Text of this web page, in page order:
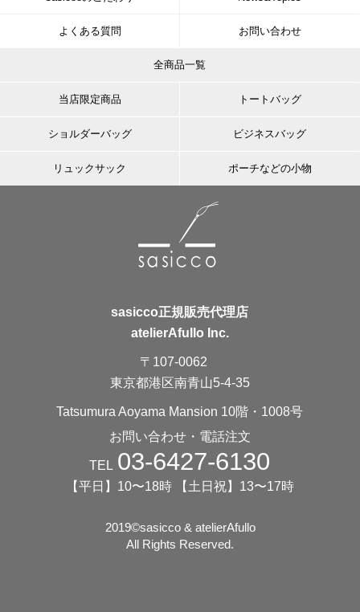
よくある質問 お問い合わせ
全商品一覧
当店限定商品 トートバッグ
ショルダーバッグ ビジネスバッグ
リュックサック ポーチなどの小物
sasicco正規販売代理店
atelierAfullo Inc.
〒107-0062
東京都港区南青山5-4-35
Tatsumura Aoyama Mansion 10階・1008号
お問い合わせ・電話注文
TEL 03-6427-6130
【平日】10〜18時 【土日祝】13〜17時
2019©️sasicco & atelierAfullo
All Rights Reserved.